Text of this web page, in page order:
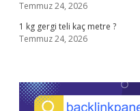
Temmuz 24, 2026
1 kg gergi teli kaç metre ?
Temmuz 24, 2026